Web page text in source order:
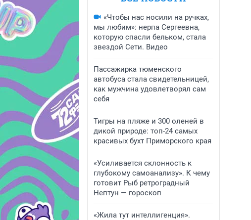
«Чтобы нас носили на ручках,
мы любим»: нерпа Сергеевна,
которую спасли бельком, стала
звездой Сети. Видео
Пассажирка тюменского
автобуса стала свидетельницей,
как мужчина удовлетворял сам
себя
Тигры на пляже и 300 оленей в
дикой природе: топ-24 самых
красивых бухт Приморского края
«Усиливается склонность к
глубокому самоанализу». К чему
готовит Рыб ретроградный
Нептун — гороскоп
«Жила тут интеллигенция».